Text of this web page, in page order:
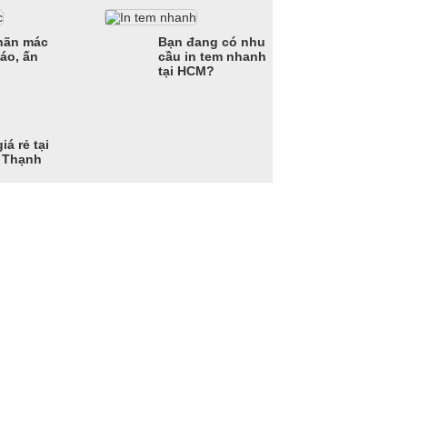
mác
ấn
Bạn đang có nhu
cầu in tem nhanh
tại HCM?
rẻ tại